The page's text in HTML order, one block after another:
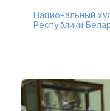
Национальный
Республики